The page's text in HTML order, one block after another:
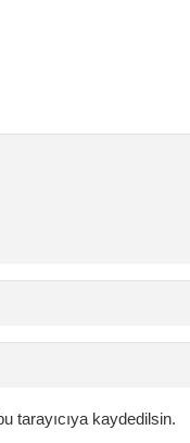
tarayıcıya kaydedilsin.